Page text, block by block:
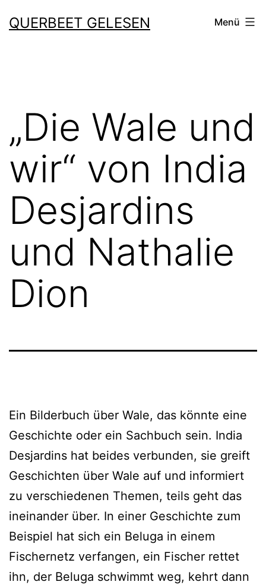
Inhalt
QUERBEET GELESEN Menü
„Die Wale und
wir“ von India
Desjardins
und Nathalie
Dion
Ein Bilderbuch über Wale, das könn­te eine
Geschichte oder ein Sachbuch sein. India
Desjardins hat bei­des ver­bun­den, sie greift
Geschichten über Wale auf und infor­miert
zu ver­schie­de­nen Themen, teils geht das
inein­an­der über. In einer Geschichte zum
Beispiel hat sich ein Beluga in einem
Fischernetz ver­fan­gen, ein Fischer ret­tet
ihn, der Beluga schwimmt weg, kehrt dann